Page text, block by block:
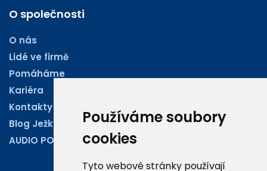
Používáme soubory
cookies
Tyto webové stránky používají
O společnosti
O nás
Lidé ve firmě
Pomáháme
Kariéra
Kontakty
Blog Ježkoviny
AUDIO PODCASTY